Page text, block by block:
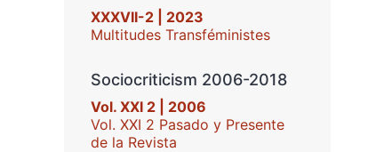
XXXVII-2 | 2023
Multitudes Transféministes
Sociocriticism 2006-2018
Vol. XXI 2 | 2006
Vol. XXI 2 Pasado y Presente
de la Revista